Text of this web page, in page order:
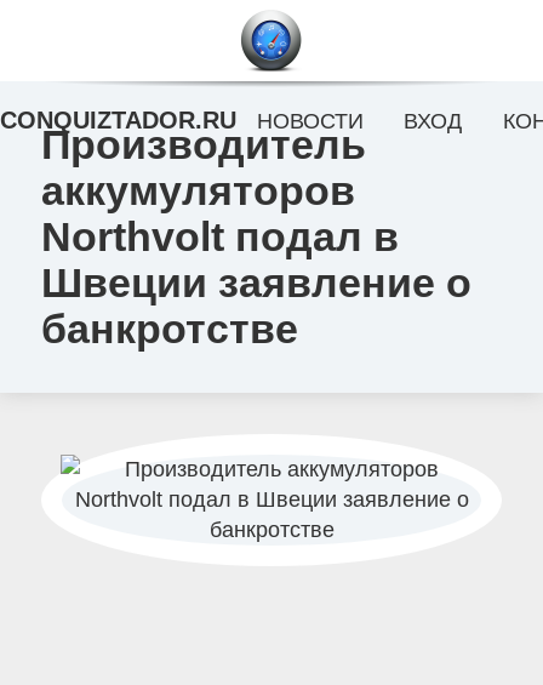
Производитель
аккумуляторов
Northvolt подал в
Швеции заявление о
банкротстве
CONQUIZTADOR.RU НОВОСТИ ВХОД